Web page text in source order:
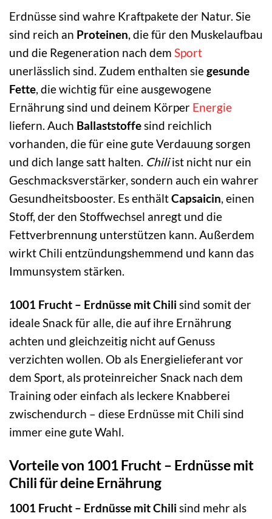
Erdnüsse sind wahre Kraftpakete der Natur. Sie
sind reich an Proteinen, die für den Muskelaufbau
und die Regeneration nach dem Sport
unerlässlich sind. Zudem enthalten siegesunde
Fette, die wichtig für eine ausgewogene
Ernährung sind und deinem Körper Energie
liefern. Auch Ballaststoffesind reichlich
vorhanden, die für eine gute Verdauung sorgen
und dich lange satt halten. Chiliist nicht nur ein
Geschmacksverstärker, sondern auch ein wahrer
Gesundheitsbooster. Es enthältCapsaicin, einen
Stoff, der den Stoffwechsel anregt und die
Fettverbrennung unterstützen kann. Außerdem
wirkt Chili entzündungshemmend und kann das
Immunsystem stärken.
1001 Frucht – Erdnüsse mit Chili sind somit der
ideale Snack für alle, die auf ihre Ernährung
achten und gleichzeitig nicht auf Genuss
verzichten wollen. Ob als Energielieferant vor
dem Sport, als proteinreicher Snack nach dem
Training oder einfach als leckere Knabberei
zwischendurch – diese Erdnüsse mit Chili sind
immer eine gute Wahl.
Vorteile von 1001 Frucht – Erdnüsse mit
Chili für deine Ernährung
1001 Frucht – Erdnüsse mit Chili sind mehr als